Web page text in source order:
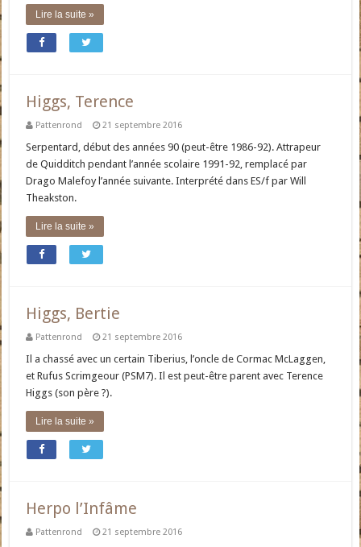
Lire la suite »
Higgs, Terence
Pattenrond 21 septembre 2016
Serpentard, début des années 90 (peut-être 1986-92). Attrapeur
de Quidditch pendant l’année scolaire 1991-92, remplacé par
Drago Malefoy l’année suivante. Interprété dans ES/f par Will
Theakston.
Lire la suite »
Higgs, Bertie
Pattenrond 21 septembre 2016
Il a chassé avec un certain Tiberius, l’oncle de Cormac McLaggen,
et Rufus Scrimgeour (PSM7). Il est peut-être parent avec Terence
Higgs (son père ?).
Lire la suite »
Herpo l’Infâme
Pattenrond 21 septembre 2016